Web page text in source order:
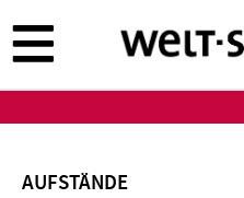
zum
Inhalt
AUFSTÄNDE